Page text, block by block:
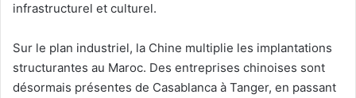
infrastructurel et culturel.
Sur le plan industriel, la Chine multiplie les implantations
structurantes au Maroc. Des entreprises chinoises sont
désormais présentes de Casablanca à Tanger, en passant